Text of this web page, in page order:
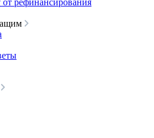
от рефинансирования